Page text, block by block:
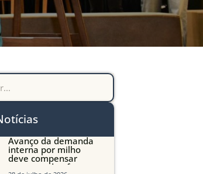
Avanço da demanda
interna por milho
deve compensar
aumento da oferta